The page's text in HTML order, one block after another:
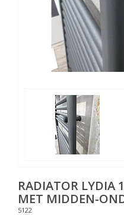
RADIATOR LYDIA
MET MIDDEN-
5122